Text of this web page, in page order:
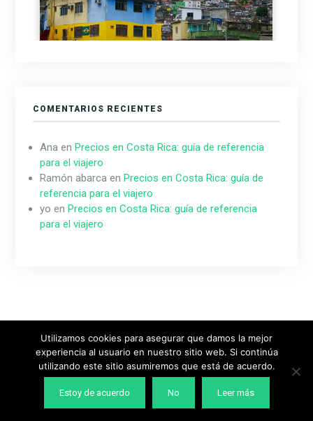
COMENTARIOS RECIENTES
Ana enPrecios en Costa Rica: guía de referencia
para el viajero
Ramón abarca enPrecios en Costa Rica: guía de
referencia para el viajero
yo enPrecios en Costa Rica: guía de referencia
para el viajero
Diseñado & Desarrollado por MeridianThemes
Utilizamos cookies para asegurar que damos la mejor
experiencia al usuario en nuestro sitio web. Si continúa
utilizando este sitio asumiremos que está de acuerdo.
Estoy de acuerdo No Leer más